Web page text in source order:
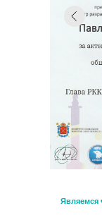
Являемся